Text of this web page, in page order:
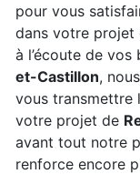
pour vous
dans votre projet
à l’écoute de vos
et-Castillon,
vous transmettre
votre projet de
avant tout notre
renforce encore